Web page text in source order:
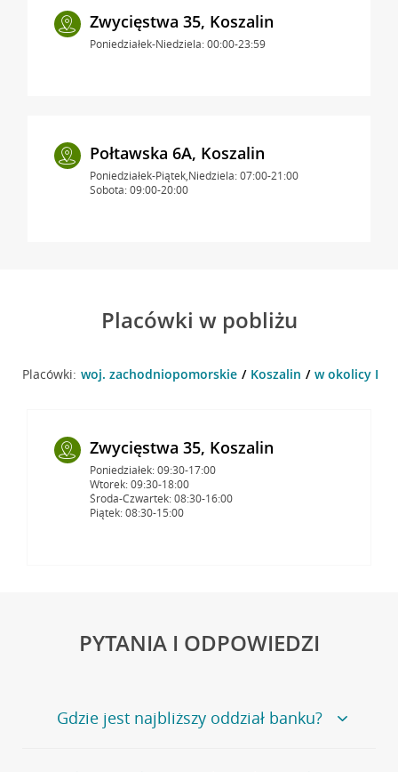
Zwycięstwa 35, Koszalin
Poniedziałek-Niedziela: 00:00-23:59
Połtawska 6A, Koszalin
Poniedziałek-Piątek,Niedziela: 07:00-21:00
Sobota: 09:00-20:00
Placówki w pobliżu
Placówki: woj. zachodniopomorskie Koszalin w okolicy
Zwycięstwa 35, Koszalin
Poniedziałek: 09:30-17:00
Wtorek: 09:30-18:00
Środa-Czwartek: 08:30-16:00
Piątek: 08:30-15:00
PYTANIA I ODPOWIEDZI
Gdzie jest najbliższy oddział banku?